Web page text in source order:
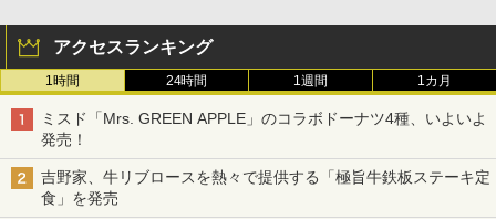
アクセスランキング
1時間 24時間 1週間 1カ月
ミスド「Mrs. GREEN APPLE」のコラボドーナツ4種、いよいよ
発売！
吉野家、牛リブロースを熱々で提供する「極旨牛鉄板ステーキ定
食」を発売